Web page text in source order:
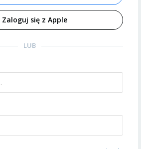
Zaloguj się z Apple
LUB